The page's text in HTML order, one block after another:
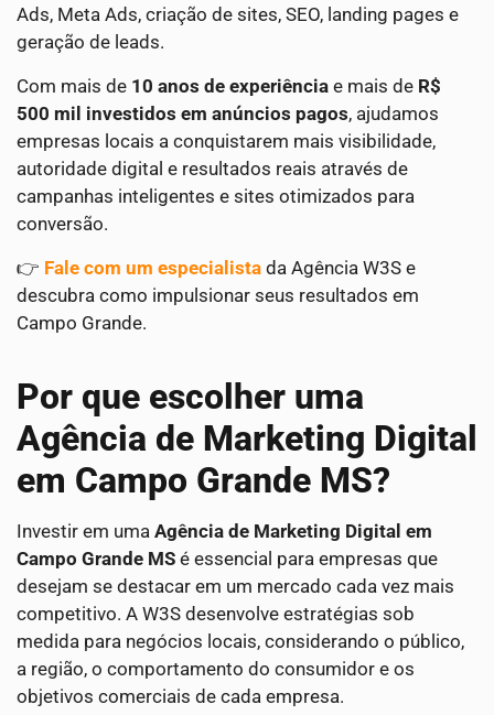
Ads, Meta Ads, criação de sites, SEO, landing pages e
geração de leads.
Com mais de 10 anos de experiência e mais de R$
500 mil investidos em anúncios pagos, ajudamos
empresas locais a conquistarem mais visibilidade,
autoridade digital e resultados reais através de
campanhas inteligentes e sites otimizados para
conversão.
👉 Fale com um especialista da Agência W3S e
descubra como impulsionar seus resultados em
Campo Grande.
Por que escolher uma
Agência de Marketing Digital
em Campo Grande MS?
Investir em uma Agência de Marketing Digital em
Campo Grande MS é essencial para empresas que
desejam se destacar em um mercado cada vez mais
competitivo. A W3S desenvolve estratégias sob
medida para negócios locais, considerando o público,
a região, o comportamento do consumidor e os
objetivos comerciais de cada empresa.